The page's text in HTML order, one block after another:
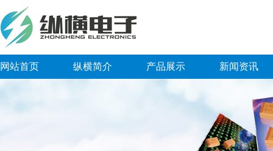
网站首页 纵横简介 产品展示 新闻资讯